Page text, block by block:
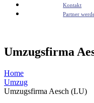
Kontakt
Partner
Umzugsfirma
Home
Umzug
Umzugsfirma Aesch (LU)